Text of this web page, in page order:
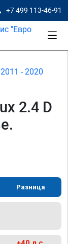
+7 499 113-46-91
- 2020
2.4 D
Разница